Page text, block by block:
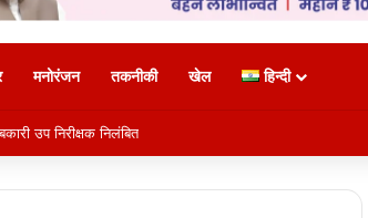
मनोरंजन तकनीकी खेल हिन्दी
उप निरीक्षक निलंबित